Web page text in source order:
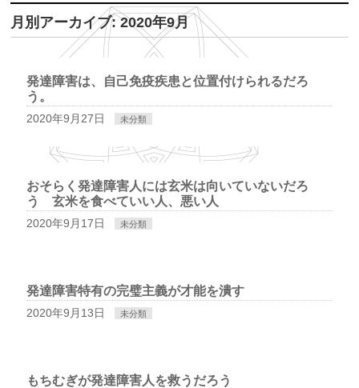
月別アーカイブ: 2020年9月
発達障害は、自己免疫疾患と位置付けられるだろ
う。
2020年9月27日 未分類
おそらく発達障害人には玄米は向いていないだろ
う 玄米を食べていい人、悪い人
2020年9月17日 未分類
発達障害特有の完璧主義が才能を潰す
2020年9月13日 未分類
もちむぎが発達障害人を救うだろう